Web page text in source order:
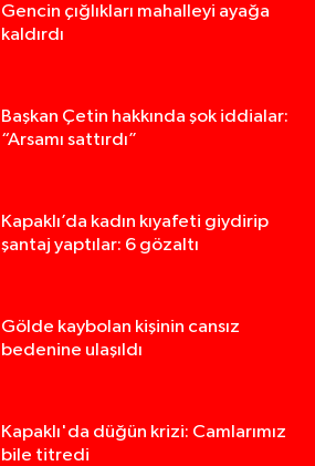
Gencin çığlıkları mahalleyi ayağa
kaldırdı
Başkan Çetin hakkında şok iddialar:
“Arsamı sattırdı”
Kapaklı’da kadın kıyafeti giydirip
şantaj yaptılar: 6 gözaltı
Gölde kaybolan kişinin cansız
bedenine ulaşıldı
Kapaklı'da düğün krizi: Camlarımız
bile titredi